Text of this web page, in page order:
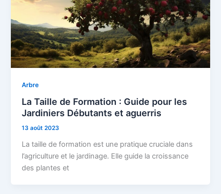
Arbre
La Taille de Formation : Guide pour les
Jardiniers Débutants et aguerris
13 août 2023
La taille de formation est une pratique cruciale dans
l’agriculture et le jardinage. Elle guide la croissance
des plantes et